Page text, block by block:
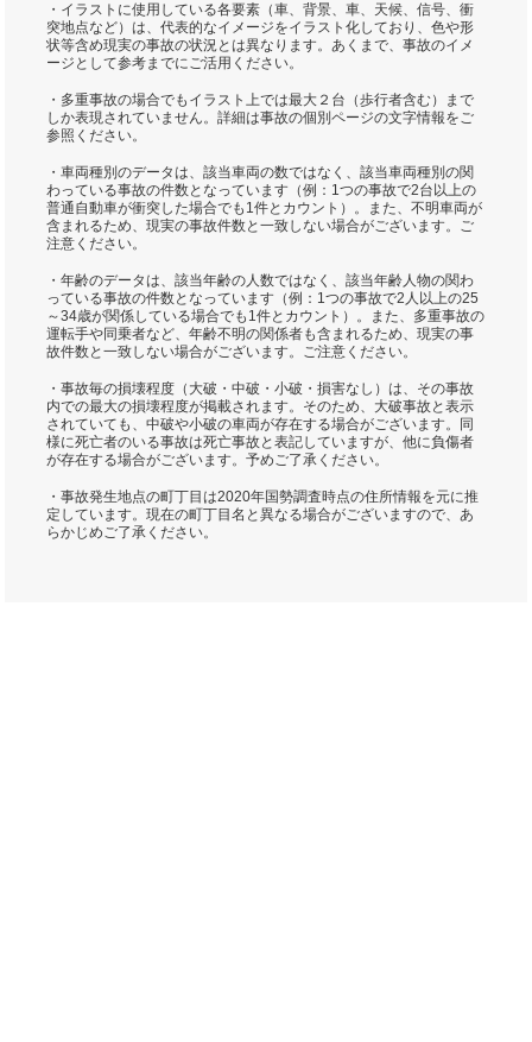
・イラストに使用している各要素（車、背景、車、天候、信号、衝
突地点など）は、代表的なイメージをイラスト化しており、色や形
状等含め現実の事故の状況とは異なります。あくまで、事故のイメ
ージとして参考までにご活用ください。
・多重事故の場合でもイラスト上では最大２台（歩行者含む）まで
しか表現されていません。詳細は事故の個別ページの文字情報をご
参照ください。
・車両種別のデータは、該当車両の数ではなく、該当車両種別の関
わっている事故の件数となっています（例：1つの事故で2台以上の
普通自動車が衝突した場合でも1件とカウント）。また、不明車両が
含まれるため、現実の事故件数と一致しない場合がございます。ご
注意ください。
・年齢のデータは、該当年齢の人数ではなく、該当年齢人物の関わ
っている事故の件数となっています（例：1つの事故で2人以上の25
～34歳が関係している場合でも1件とカウント）。また、多重事故の
運転手や同乗者など、年齢不明の関係者も含まれるため、現実の事
故件数と一致しない場合がございます。ご注意ください。
・事故毎の損壊程度（大破・中破・小破・損害なし）は、その事故
内での最大の損壊程度が掲載されます。そのため、大破事故と表示
されていても、中破や小破の車両が存在する場合がございます。同
様に死亡者のいる事故は死亡事故と表記していますが、他に負傷者
が存在する場合がございます。予めご了承ください。
・事故発生地点の町丁目は2020年国勢調査時点の住所情報を元に推
定しています。現在の町丁目名と異なる場合がございますので、あ
らかじめご了承ください。